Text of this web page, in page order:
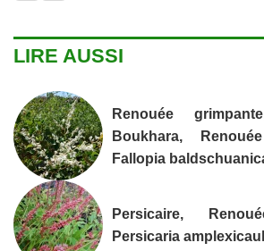
LIRE AUSSI
Renouée
Boukhara,
Fallopia
Persicaire,
Persicaria